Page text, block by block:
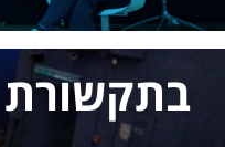
בתקשורת